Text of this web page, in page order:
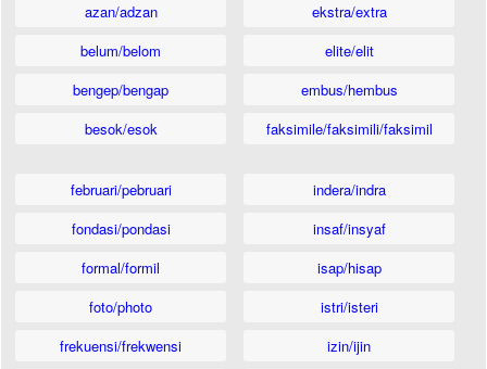
azan/adzan
belum/belom
bengep/bengap
besok/esok
ekstra/extra
elite/elit
embus/hembus
faksimile/faksimili/faksimil
februari/pebruari
fondasi/pondasi
formal/formil
foto/photo
frekuensi/frekwensi
indera/indra
insaf/insyaf
isap/hisap
istri/isteri
izin/ijin